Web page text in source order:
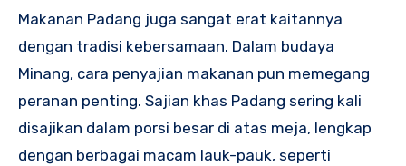
Makanan Padang juga sangat erat kaitannya
dengan tradisi kebersamaan. Dalam budaya
Minang, cara penyajian makanan pun memegang
peranan penting. Sajian khas Padang sering kali
disajikan dalam porsi besar di atas meja, lengkap
dengan berbagai macam lauk-pauk, seperti